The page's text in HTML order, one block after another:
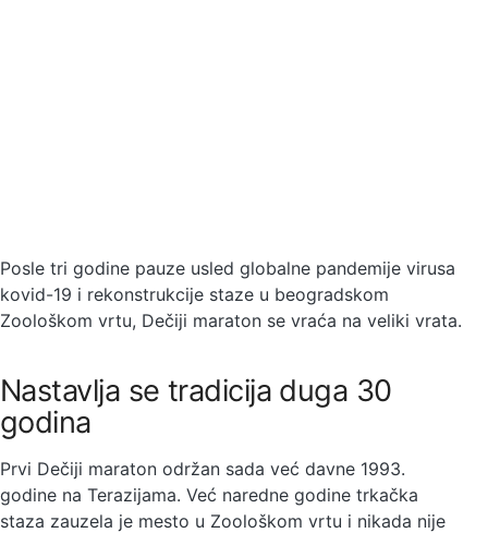
Posle tri godine pauze usled globalne pandemije virusa
kovid-19 i rekonstrukcije staze u beogradskom
Zoološkom vrtu, Dečiji maraton se vraća na veliki vrata.
Nastavlja se tradicija duga 30
godina
Prvi Dečiji maraton održan sada već davne 1993.
godine na Terazijama. Već naredne godine trkačka
staza zauzela je mesto u Zoološkom vrtu i nikada nije